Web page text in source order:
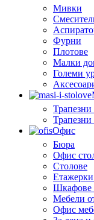
Мивки
Фурни
Плотове
Малки
Големи
Трапезни
Офис
Бюра
Офис
Столове
Шкафове
Мебели
Офис